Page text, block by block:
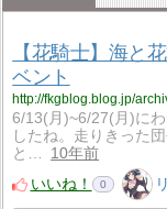
【花騎士】海と
ベント
http://fkgblog.blog.jp/
6/13(月)~6/27(月)に
したね。走りきった
と…
10年前
いいね！
0